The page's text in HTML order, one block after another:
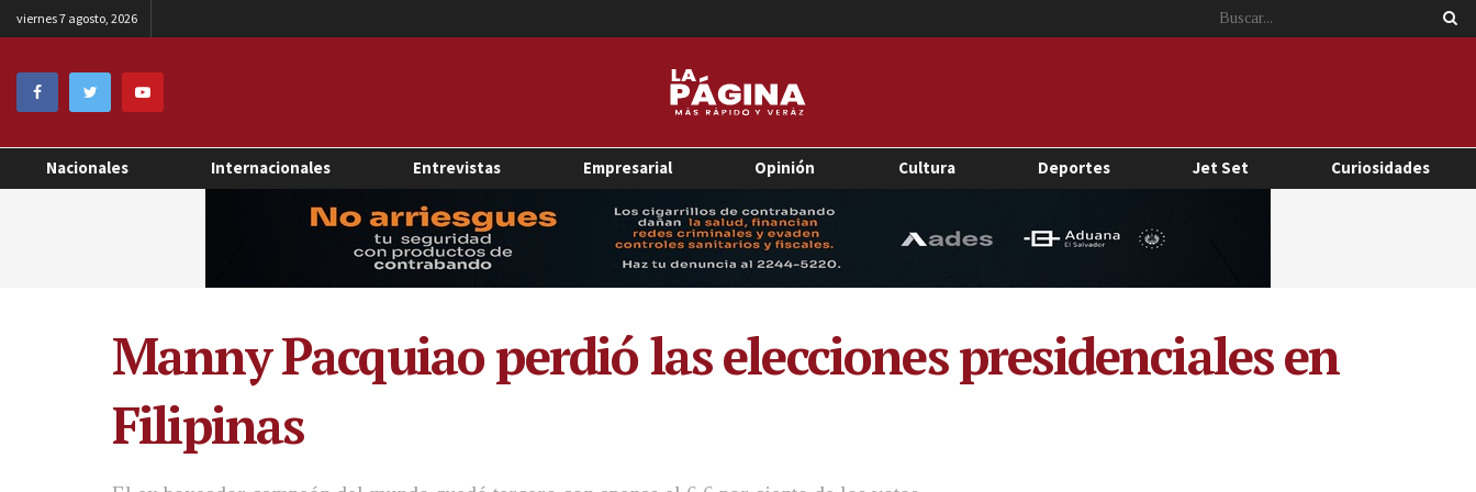
viernes 7 agosto, 2026
Nacionales Internacionales Entrevistas Empresarial Opinión Cultura Deportes Jet Set Curiosidades
Manny Pacquiao perdió las elecciones presidenciales en
Filipinas